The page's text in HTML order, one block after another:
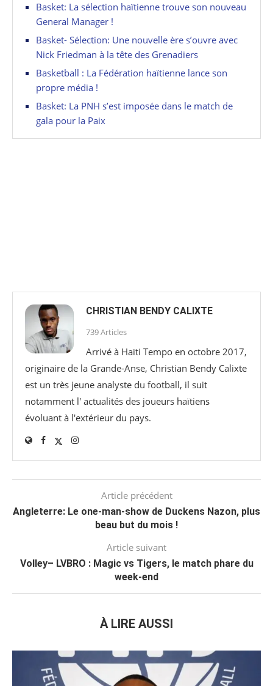
Basket: La sélection haïtienne trouve son nouveau
General Manager !
Basket- Sélection: Une nouvelle ère s’ouvre avec
Nick Friedman à la tête des Grenadiers
Basketball : La Fédération haïtienne lance son
propre média !
Basket: La PNH s’est imposée dans le match de
gala pour la Paix
CHRISTIAN BENDY CALIXTE
739 Articles
Arrivé à Haïti Tempo en octobre 2017,
originaire de la Grande-Anse, Christian Bendy Calixte
est un très jeune analyste du football, il suit
notamment l' actualités des joueurs haïtiens
évoluant à l'extérieur du pays.
Article précédent
Angleterre: Le one-man-show de Duckens Nazon, plus
beau but du mois !
Article suivant
Volley– LVBRO : Magic vs Tigers, le match phare du
week-end
À LIRE AUSSI